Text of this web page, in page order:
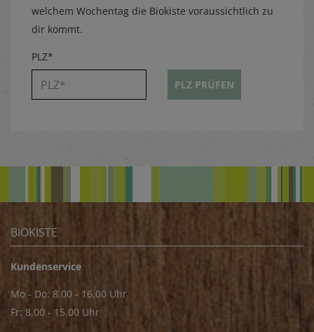
welchem Wochentag die Biokiste voraussichtlich zu
dir kommt.
PLZ*
PLZ PRÜFEN
BIOKISTE
Kundenservice
Mo - Do: 8.00 - 16.00 Uhr
Fr: 8.00 - 15.00 Uhr